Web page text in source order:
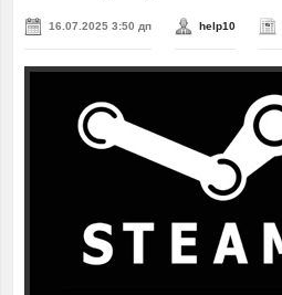
16.07.2025 3:50 дп help10